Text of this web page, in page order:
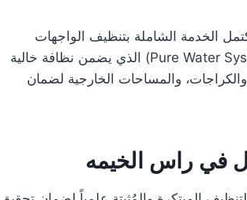
الخدمة الشاملة بتنظيف الواجهات
الزجاجية والنوافذ في الارتفاعات باستخدام نظام الماء النقي (Pure Water System) الذي يضمن نظافة خالية
والمساحات الخارجية لضمان
في راس الخيمه